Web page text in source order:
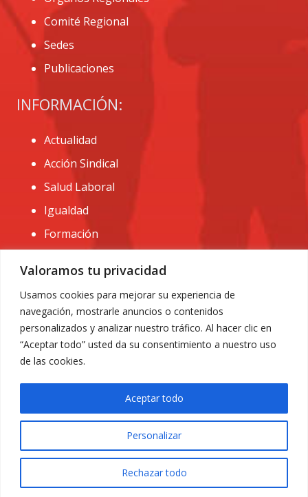
Valoramos tu privacidad
Usamos cookies para mejorar su experiencia de
navegación, mostrarle anuncios o contenidos
personalizados y analizar nuestro tráfico. Al hacer clic en
“Aceptar todo” usted da su consentimiento a nuestro uso
de las cookies.
Personalizar
Rechazar todo
Aceptar todo
Comité Regional
Sedes
Publicaciones
INFORMACIÓN:
Actualidad
Acción Sindical
Salud Laboral
Igualdad
Formación
CONTACTO:
administracion@usomurcia.org
968 25 01 20
C/ Huerto de las bombas nº6. 30009 Murcia
Privacidad|
© 2018 Todos los derechos reservados. Diseño web
ACRILONIA